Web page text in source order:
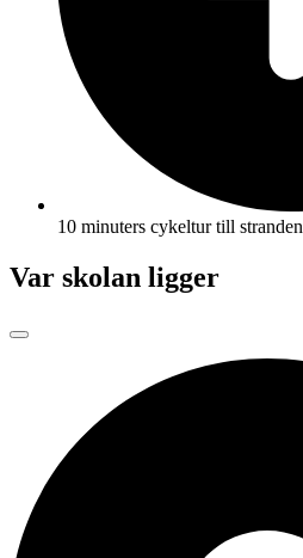
10 minuters cykeltur till stranden
Var skolan ligger